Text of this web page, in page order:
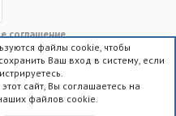
соглашение
Главная
R
S
2023 XenForo Ltd.
файлы cookie, чтобы
Ваш вход в систему, если
сайт, Вы соглашаетесь на
файлов cookie.